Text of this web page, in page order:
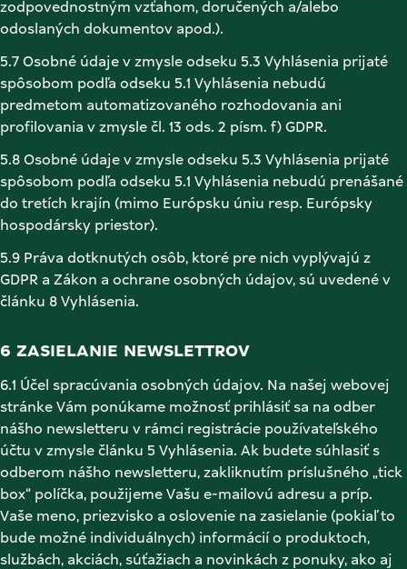
zodpovednostným vzťahom, doručených a/alebo
odoslaných dokumentov apod.).
5.7 Osobné údaje v zmysle odseku 5.3 Vyhlásenia prijaté
spôsobom podľa odseku 5.1 Vyhlásenia nebudú
predmetom automatizovaného rozhodovania ani
profilovania v zmysle čl. 13 ods. 2 písm. f) GDPR.
5.8 Osobné údaje v zmysle odseku 5.3 Vyhlásenia prijaté
spôsobom podľa odseku 5.1 Vyhlásenia nebudú prenášané
do tretích krajín (mimo Európsku úniu resp. Európsky
hospodársky priestor).
5.9 Práva dotknutých osôb, ktoré pre nich vyplývajú z
GDPR a Zákon a ochrane osobných údajov, sú uvedené v
článku 8 Vyhlásenia.
6 ZASIELANIE NEWSLETTROV
6.1 Účel spracúvania osobných údajov. Na našej webovej
stránke Vám ponúkame možnosť prihlásiť sa na odber
nášho newsletteru v rámci registrácie používateľského
účtu v zmysle článku 5 Vyhlásenia. Ak budete súhlasiť s
odberom nášho newsletteru, zakliknutím príslušného „tick
box“ políčka, použijeme Vašu e-mailovú adresu a príp.
Vaše meno, priezvisko a oslovenie na zasielanie (pokiaľ to
bude možné individuálnych) informácií o produktoch,
službách, akciách, súťažiach a novinkách z ponuky, ako aj